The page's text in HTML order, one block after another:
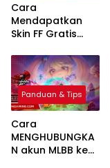
Cara
Mendapatkan
Skin FF Gratis
Panduan
Lengkap dan
Legal
Panduan & Tips
Cara
MENGHUBUNGKA
N akun MLBB ke